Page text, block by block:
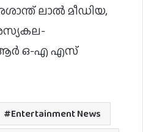
ലാൽ മീഡിയ,
ആർ ഒ-എ എസ്
Entertainment News